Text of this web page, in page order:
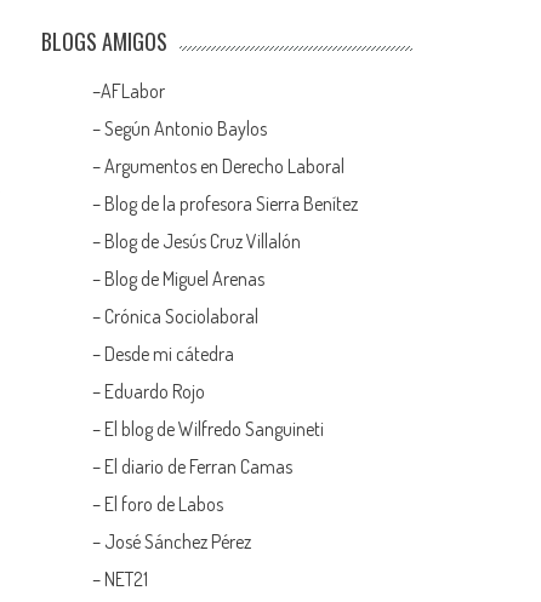
BLOGS AMIGOS
–AFLabor
– Según Antonio Baylos
–Argumentos en Derecho Laboral
– Blog de la profesora Sierra Benítez
– Blog de Jesús Cruz Villalón
– Blog de Miguel Arenas
– Crónica Sociolaboral
– Desde mi cátedra
– Eduardo Rojo
– El blog de Wilfredo Sanguineti
– El diario de Ferran Camas
– El foro de Labos
– José Sánchez Pérez
– NET21